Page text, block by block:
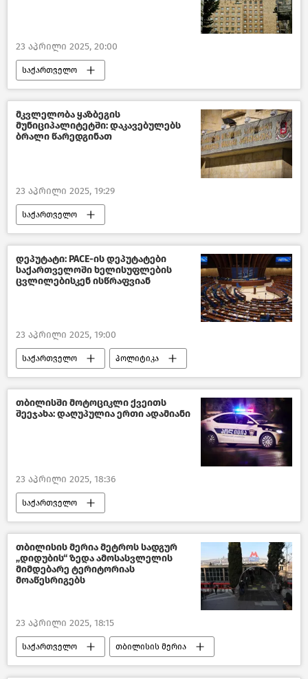
23 აპრილი 2025, 20:00
საქართველო
პოლიტიკა საქართველოში
საქართველოს მთავრობა
ახალი ამბები
მკვლელობა ყაზბეგის
მუნიციპალიტეტში: დაკავებულებს
ბრალი წარედგინათ
23 აპრილი 2025, 19:29
საქართველო
საქართველოს პროკურატურა
კრიმინალი საქართველოში
ახალი ამბები
დეპუტატი: PACE-ის დეპუტატები
საქართველოში ხელისუფლების
ცვლილებისკენ ისწრაფვიან
23 აპრილი 2025, 19:00
საქართველო პოლიტიკა
ცესკო
ევროპის საბჭოს საპარლამენტო ასამბლეა - PACE
ახალი ამბები
თბილისში მოტოციკლი ქვეითს
შეეჯახა: დაღუპულია ერთი ადამიანი
23 აპრილი 2025, 18:36
საქართველო
შემთხვევები საქართველოში
თბილისი დღეს საზოგადოება
ახალი ამბები
თბილისის მერია მეტროს სადგურ
„დიდუბის“ ზედა ამოსასვლელის
მიმდებარე ტერიტორიას
მოაწესრიგებს
23 აპრილი 2025, 18:15
საქართველო თბილისის მერია
თბილისი დღეს საზოგადოება